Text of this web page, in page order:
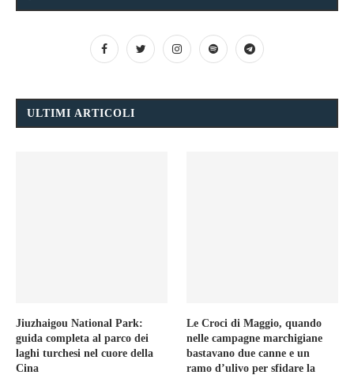
ULTIMI ARTICOLI
Jiuzhaigou National Park:
guida completa al parco dei
laghi turchesi nel cuore della
Cina
Le Croci di Maggio, quando
nelle campagne marchigiane
bastavano due canne e un
ramo d’ulivo per sfidare la